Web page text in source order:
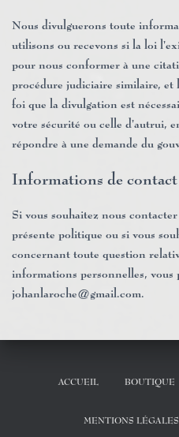
Nous divulguerons toute
utilisons ou recevons si la loi
pour nous conformer à une
procédure judiciaire similaire, et
foi que la divulgation est
votre sécurité ou celle d’autrui,
répondre à une demande du
Informations de contact
Si vous souhaitez nous
présente politique ou si vous
concernant toute question
informations personnelles, vous
johanlaroche@gmail.com.
ACCUEIL BOUTIQUE
MENTIONS LÉGALES